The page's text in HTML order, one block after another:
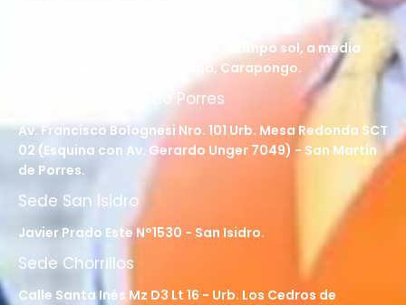
Av. 24 de Setiembre Mz. I Lt. 2A, Campo sol, a media
cuadra del Paradero Cabana, Carapongo.
Sede San Martín de Porres
Av. Francisco Bolognesi Nro. 101 Urb. Mesa Redonda SCT
02 (Esquina con Av. Gerardo Unger 7049) - San Martin
de Porres.
Sede San Isidro
Javier Prado Este N°1530 - San Isidro.
Sede Chorrillos
Calle Santa Inés Mz D3 Lt 16 - Urb. Los Cedros de